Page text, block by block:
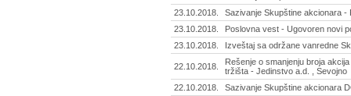
23.10.2018.
Sazivanje Skupštine akcionara -
23.10.2018.
Poslovna vest - Ugovoren novi
23.10.2018.
Izveštaj sa održane vanredne
22.10.2018.
Rešenje o smanjenju broja
tržišta - Jedinstvo a.d. , Sevojno
22.10.2018.
Sazivanje Skupštine akcionara